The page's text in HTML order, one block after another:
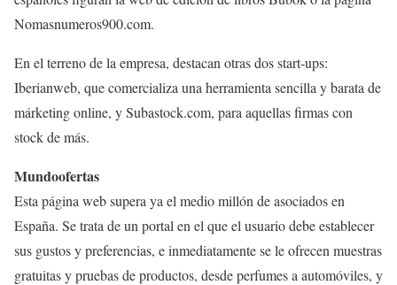
Nomasnumeros900.com.
En el terreno de la empresa, destacan otras dos start-ups:
Iberianweb, que comercializa una herramienta sencilla y barata de
márketing online, y Subastock.com, para aquellas firmas con
stock de más.
Mundoofertas
Esta página web supera ya el medio millón de asociados en
España. Se trata de un portal en el que el usuario debe establecer
sus gustos y preferencias, e inmediatamente se le ofrecen muestras
gratuitas y pruebas de productos, desde perfumes a automóviles, y